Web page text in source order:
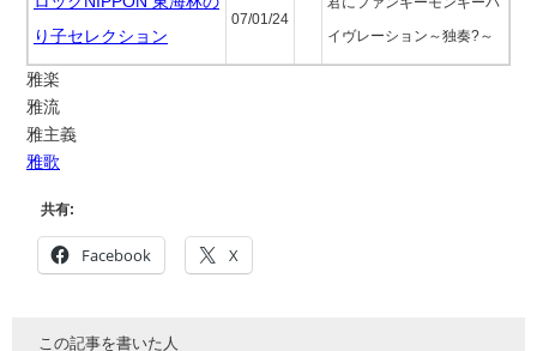
り子セレクション
07/01/24
イヴレーション～独奏?～
雅楽
雅流
雅主義
雅歌
共有:
Facebook X
この記事を書いた人